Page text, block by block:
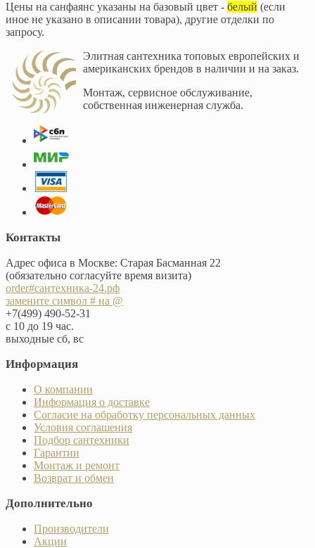
Цены на санфаянс указаны на базовый цвет - белый (если
иное не указано в описании товара), другие отделки по
запросу.
Элитная сантехника топовых европейских и
американских брендов в наличии и на заказ.
Монтаж, сервисное обслуживание,
собственная инженерная служба.
Контакты
Адрес офиса в Москве: Старая Басманная 22
(обязательно согласуйте время визита)
order#сантехника-24.рф
замените символ # на @
+7(499) 490-52-31
с 10 до 19 час.
выходные сб, вс
Информация
О компании
Информация о доставке
Согласие на обработку персональных данных
Условия соглашения
Подбор сантехники
Гарантии
Монтаж и ремонт
Возврат и обмен
Дополнительно
Производители
Акции